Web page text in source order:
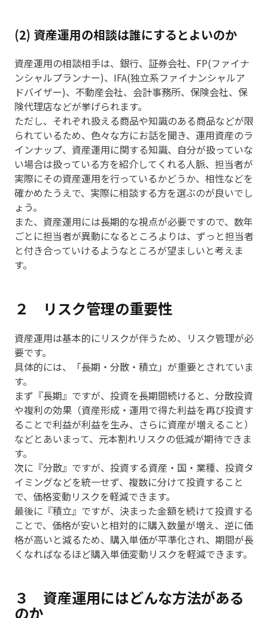
(2) 資産運用の相談は誰にするとよいのか
資産運用の相談相手は、銀行、証券会社、FP(ファイナ
ンシャルプランナー)、IFA(独立系ファイナンシャルア
ドバイザー)、不動産会社、会計事務所、保険会社、保
険代理店などが挙げられます。
ただし、それぞれ扱える商品や知識のある商品などが限
られているため、色々な方にお話を聞き、運用資産のラ
インナップ、資産運用に関する知識、自分が扱っていな
い場合は扱っている方を紹介してくれる人脈、担当者が
実際にその資産運用を行っているかどうか、相性などを
確かめたうえで、実際に相談する方を選ぶのが良いでし
ょう。
また、資産運用には長期的な視点が必要ですので、数年
ごとに担当者が異動になるところよりは、ずっと担当者
と付き合っていけるようなところが望ましいと考えま
す。
２ リスク管理の重要性
資産運用は基本的にリスクが伴うため、リスク管理が必
要です。
具体的には、「長期・分散・積立」が重要とされていま
す。
まず『長期』ですが、投資を長期間続けると、分散投資
や複利の効果（資産形成・運用で得た利益を再び投資す
ることで利益が利益を生み、さらに資産が増えること）
などとあいまって、元本割れリスクの低減が期待できま
す。
次に『分散』ですが、投資する資産・国・業種、投資タ
イミングなどを統一せず、複数に分けて投資すること
で、価格変動リスクを軽減できます。
最後に『積立』ですが、決まった金額を続けて投資する
ことで、価格が安いと相対的に購入数量が増え、逆に価
格が高いと減るため、購入単価が平準化され、期間が長
くなればなるほど購入単価変動リスクを軽減できます。
３ 資産運用にはどんな方法がある
のか